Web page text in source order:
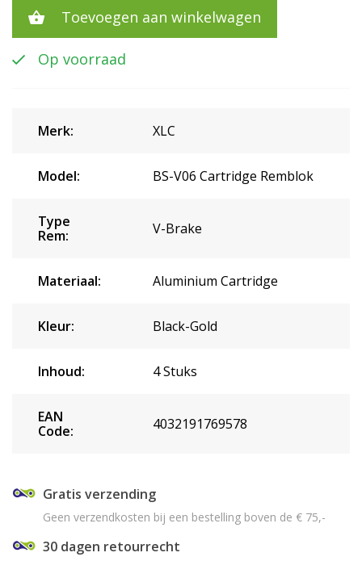
Toevoegen aan winkelwagen
Op voorraad
Merk: XLC
Model: BS-V06 Cartridge Remblok
Type
Rem:
V-Brake
Materiaal: Aluminium Cartridge
Kleur: Black-Gold
Inhoud: 4 Stuks
EAN
Code:
4032191769578
Gratis verzending
Geen verzendkosten bij een bestelling boven de € 75,-
30 dagen retourrecht